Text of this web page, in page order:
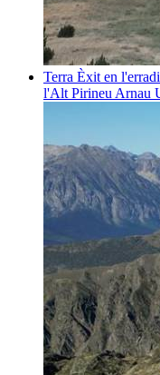
Terra Èxit en
l'Alt Pirineu Arnau